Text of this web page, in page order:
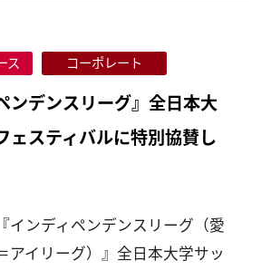
ス コーポレート
ンデンスリーグ』全日本大
ェスティバルに特別協賛し
インディペンデンスリーグ（愛
アイリーグ）』全日本大学サッ